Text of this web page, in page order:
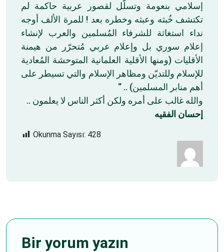
إسلامي بنعومة وتسلّل لقصور عربية حاكمة لم
تكتشف خُبثه وعبثه وخطره بعد ! للمرة الألف أوجه
نداء استغاثة للشرفاء المُسلمين والعرب لإنشاء
إعلام سوري بل وإعلام عربي مُتحرّر من هيمنة
الأقليات (ومنها الأقلية العلمانية المتوحشة المُعادية
للإسلام وللتديّن ومظاهر الإسلام والتي تسيطر على
أهم منابر المسلمين) .. “
والله غالب على أمره ولكن أكثر الناس لا يعلمون ..
إحسان الفقيه
Okunma Sayısı: 428
Bir yorum yazın